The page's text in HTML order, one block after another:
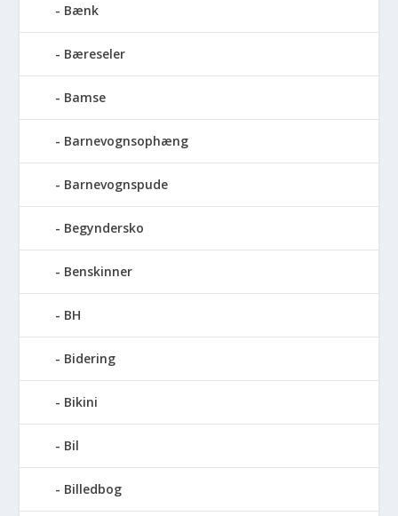
Bænk
Bæreseler
Bamse
Barnevognsophæng
Barnevognspude
Begyndersko
Benskinner
BH
Bidering
Bikini
Bil
Billedbog